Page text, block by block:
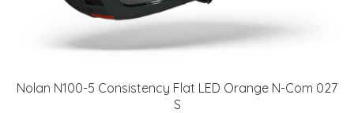
Nolan N100-5 Consistency Flat LED Orange N-Com 027
S